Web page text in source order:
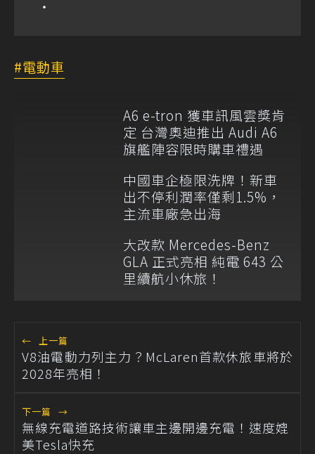
電動車
A6 e-tron 獲車訊風雲獎肯
定 台灣奧迪推出 Audi A6
旗艦陣容限時購車禮遇
中國車企極限洗牌！新車
出不停利潤率僅剩1.5%，
主流車廠急出海
大改款 Mercedes-Benz
GLA 正式亮相 純電 643 公
里續航小休旅！
← 上一篇
V8油電動力列主力？McLaren首款休旅車將於
2028年亮相！
下一篇 →
無線充電道路技術讓車主邊開邊充電！速度媲
美Tesla快充